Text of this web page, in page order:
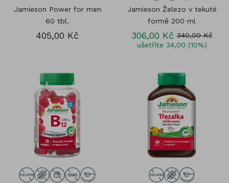
Jamieson Power for men
60 tbl.
405,00 Kč
Jamieson Železo v tekuté
formě 200 ml
306,00 Kč 340,00 Kč
ušetříte 34,00 (10%)